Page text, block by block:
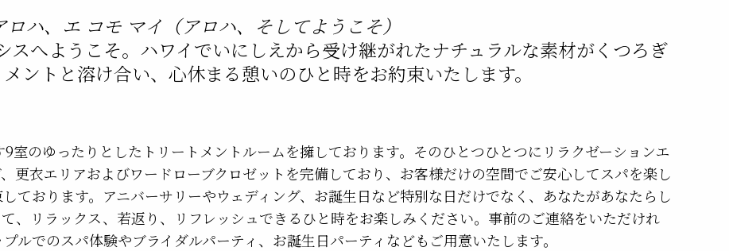
ロハ、エ コモ マイ（アロハ、そしてようこそ）
スへようこそ。ハワイでいにしえから受け継がれたナチュラルな素材がくつろぎ
ントと溶け合い、心休まる憩いのひと時をお約束いたします。
室のゆったりとしたトリートメントルームを擁しております。そのひとつひとつにリラクゼーションエ
更衣エリアおよびワードローブクロゼットを完備しており、お客様だけの空間でご安心してスパを楽し
ております。アニバーサリーやウェディング、お誕生日など特別な日だけでなく、あなたがあなたらし
、リラックス、若返り、リフレッシュできるひと時をお楽しみください。事前のご連絡をいただけれ
ルでのスパ体験やブライダルパーティ、お誕生日パーティなどもご用意いたします。